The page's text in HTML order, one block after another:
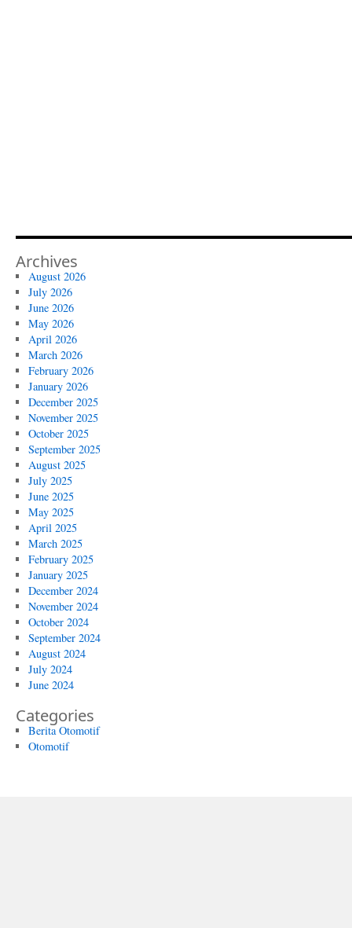
Archives
August 2026
July 2026
June 2026
May 2026
April 2026
March 2026
February 2026
January 2026
December 2025
November 2025
October 2025
September 2025
August 2025
July 2025
June 2025
May 2025
April 2025
March 2025
February 2025
January 2025
December 2024
November 2024
October 2024
September 2024
August 2024
July 2024
June 2024
Categories
Berita Otomotif
Otomotif